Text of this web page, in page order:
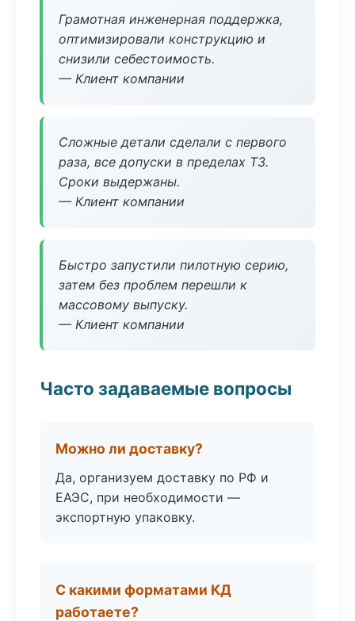
Грамотная инженерная поддержка,
оптимизировали конструкцию и
снизили себестоимость.
— Клиент компании
Сложные детали сделали с первого
раза, все допуски в пределах ТЗ.
Сроки выдержаны.
— Клиент компании
Быстро запустили пилотную серию,
затем без проблем перешли к
массовому выпуску.
— Клиент компании
Часто задаваемые вопросы
Можно ли доставку?
Да, организуем доставку по РФ и
ЕАЭС, при необходимости —
экспортную упаковку.
С какими форматами КД
работаете?